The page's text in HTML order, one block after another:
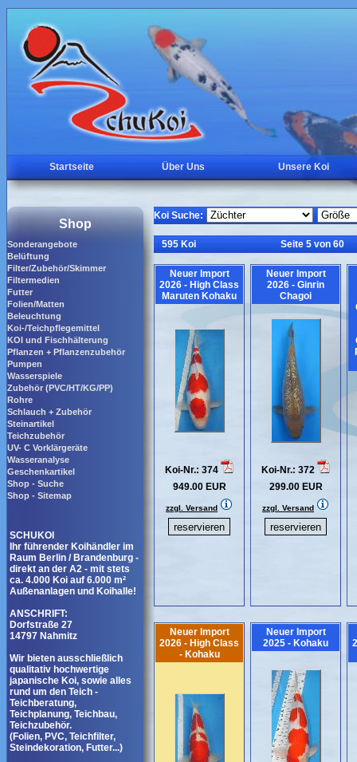
Startseite Über Uns Unsere Koi
Shop
Sonderangebote
Belüftung
Filter/Zubehör/Skimmer
Filtermedien
Futter
Folien/Matten
Beleuchtung
Koi-/Teichpflegemittel
KOI und Fischhälterung
Pflanzen + Pflanzenzubehör
Pumpen
Wasserspiele
Zubehör (PVC/HT/KG/PP)
Rohre
Schlauch + Zubehör
Steinartikel
Teichzubehör
UV- C Vorklärgeräte
Wasseranalyse
Geschenkartikel
Shop - Suche
Shop - Sitemap
SCHUKOI
Ihr führender Koihändler im
Raum Berlin / Brandenburg -
direkt an der A2 - mit stets
ca. 4.000 Koi auf 6.000 m²
Außenanlagen und Koihalle!
ANSCHRIFT:
Dorfstraße 27
14797 Nahmitz
Wir bieten ausschließlich
qualitativ hochwertige
japanische Koi, sowie alles
rund um den Teich -
Teichberatung,
Teichplanung, Teichbau,
Teichzubehör.
(Folien, PVC, Teichfilter,
Steindekoration, Futter...)
Koi Suche:
595 Koi Seite 5 von 60
Neuer Import
2026 - High Class
Maruten Kohaku
Koi-Nr.: 374
949.00 EUR
zzgl. Versand
Neuer Import
2026 - Ginrin
Chagoi
Koi-Nr.: 372
299.00 EUR
zzgl. Versand
Neuer Import
2026 - High Class
- Kohaku
Neuer Import
2025 - Kohaku